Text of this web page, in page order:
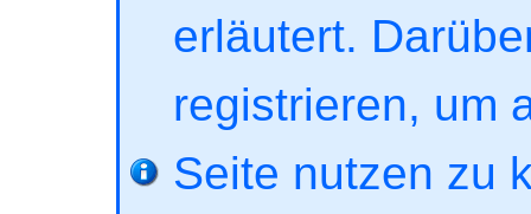
erläutert.
registrieren, um
Seite nutzen zu